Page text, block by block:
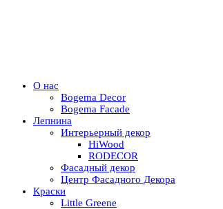
О нас
Bogema Decor
Bogema Facade
Лепнина
Интерьерный декор
HiWood
RODECOR
Фасадный декор
Центр Фасадного Декора
Краски
Little Greene